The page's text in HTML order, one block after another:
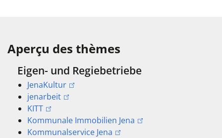
Aperçu des thèmes
Eigen- und Regiebetriebe
JenaKultur
jenarbeit
KITT
Kommunale Immobilien Jena
Kommunalservice Jena